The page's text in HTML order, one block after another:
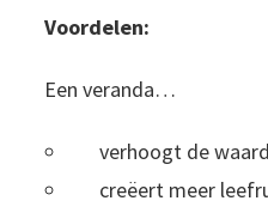
Voordelen:
Een veranda…
verhoogt de
creëert meer